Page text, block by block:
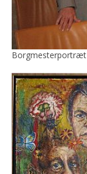
Borgmesterportræt